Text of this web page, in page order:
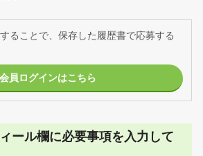
ることで、保存した履歴書で応募する
会員ログインはこちら
ール欄に必要事項を入力して